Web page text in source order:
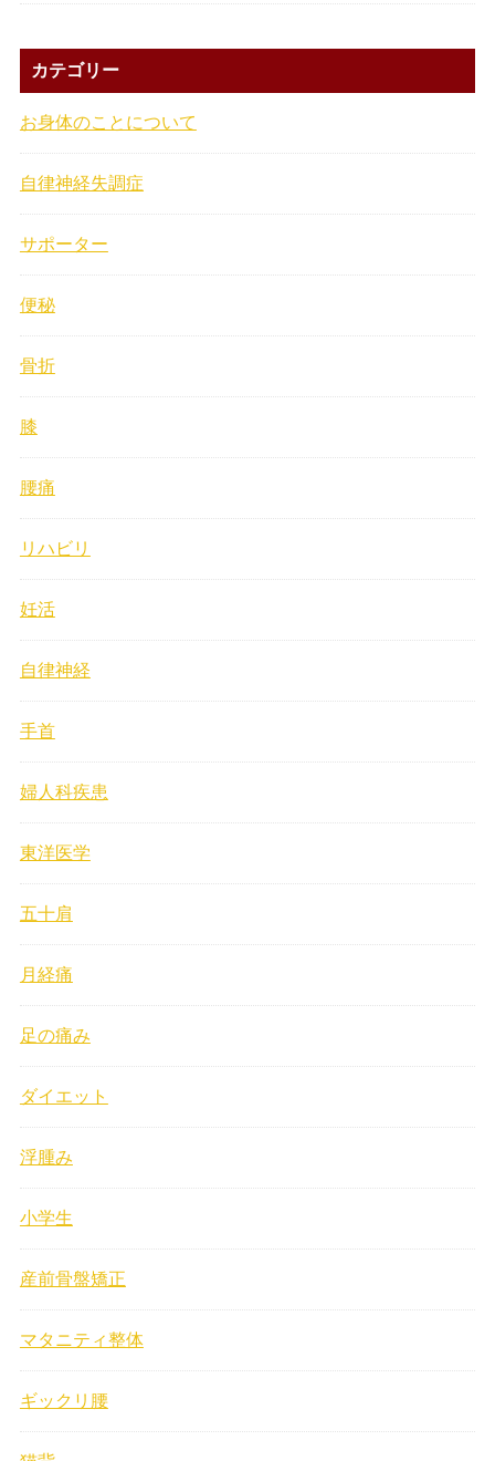
カテゴリー
お身体のことについて
自律神経失調症
サポーター
便秘
骨折
膝
腰痛
リハビリ
妊活
自律神経
手首
婦人科疾患
東洋医学
五十肩
月経痛
足の痛み
ダイエット
浮腫み
小学生
産前骨盤矯正
マタニティ整体
ギックリ腰